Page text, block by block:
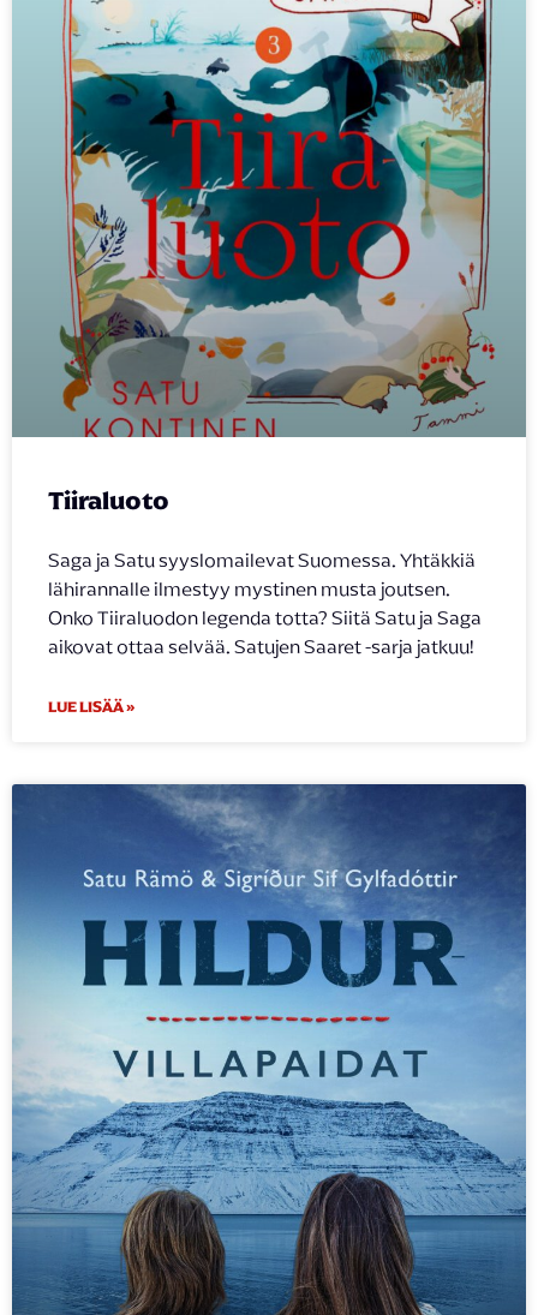
Tiiraluoto
Saga ja Satu syyslomailevat Suomessa. Yhtäkkiä
lähirannalle ilmestyy mystinen musta joutsen.
Onko Tiiraluodon legenda totta? Siitä Satu ja Saga
aikovat ottaa selvää. Satujen Saaret -sarja jatkuu!
LUE LISÄÄ »